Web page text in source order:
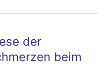
der
beim